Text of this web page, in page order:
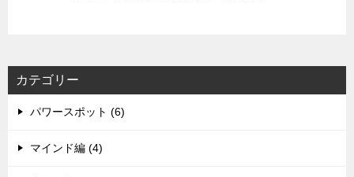
カテゴリー
パワースポット (6)
マインド編 (4)